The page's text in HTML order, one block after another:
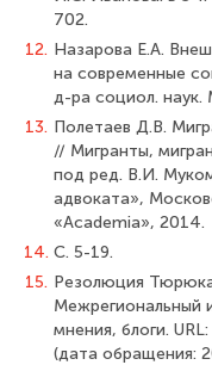
702.
12. Назарова Е.А.
на современные
д-ра социол. наук.
13. Полетаев Д.В.
// Мигранты,
под ред. В.И.
адвоката»,
«Academia», 2014.
14. С. 5-19.
15. Резолюция
Межрегиональный
мнения, блоги.
(дата обращения: